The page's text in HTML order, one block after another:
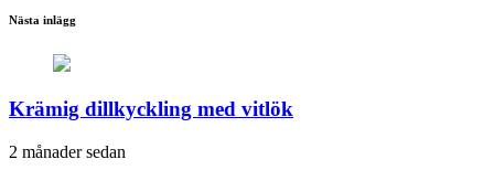
Nästa inlägg
Krämig dillkyckling med vitlök
2 månader sedan